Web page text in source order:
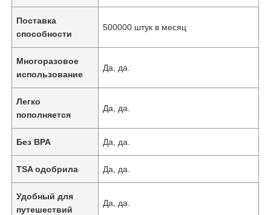
Поставка
способности
500000 штук в месяц
Многоразовое
использование
Да, да.
Легко
пополняется
Да, да.
Без BPA Да, да.
TSA одобрила Да, да.
Удобный для
путешествий
Да, да.